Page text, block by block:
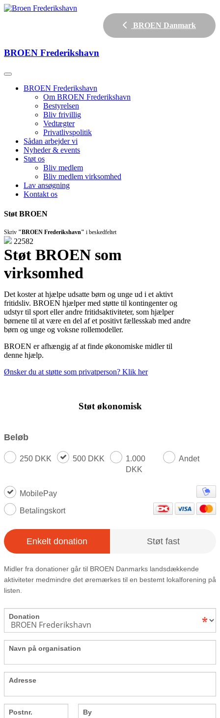
BROEN Danmark
BROEN Frederikshavn
BROEN Frederikshavn
Om BROEN Frederikshavn
Bestyrelsen
Bliv frivillig
Vedtægter
Privatlivspolitik
Sådan arbejder vi
Nyheder & events
Støt os
Bliv medlem
Bliv medlem virksomhed
Lav ansøgning
Kontakt os
Støt BROEN
Skriv "BROEN Frederikshavn" i beskedfeltet
22582
Støt BROEN som
virksomhed
Det koster at hjælpe udsatte børn og unge ud i et aktivt
fritidsliv. BROEN hjælper med støtte til kontingenter og
udstyr til sport eller andre fritidsaktiviteter, som hjælper
børnene til at være en del af et positivt fællesskab med andre
børn og unge og voksne rollemodeller.
BROEN er afhængig af at finde økonomiske midler til
denne hjælp.
Ønsker du at støtte som privatperson? Klik her
Støt økonomisk